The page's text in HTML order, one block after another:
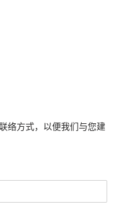
络方式，以便我们与您建